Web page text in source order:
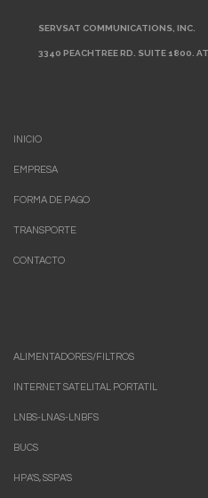
SERVSAT COMMUNICATIONS, INC.
3340 PEACHTREE RD. SUITE 1800.
INICIO
EMPRESA
FORMA DE PAGO
TRANSPORTE
CONTACTO
ALIMENTADORES/FILTROS
INTERNET SATELITAL PORTATIL
LNBS-LNAS-LNBFS
BUCS
HPA'S, SSPA'S